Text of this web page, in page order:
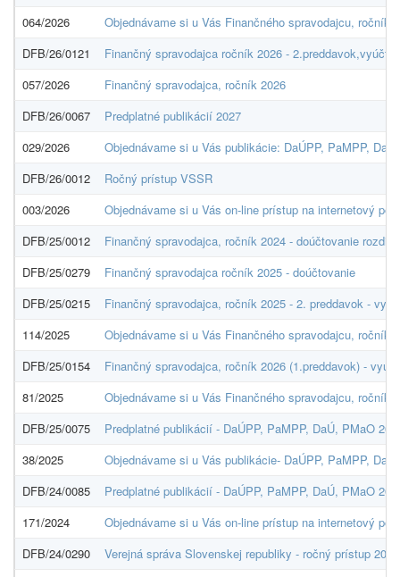
064/2026
Objednávame si u Vás Finančného spravodajcu, ročník
DFB/26/0121
Finančný spravodajca ročník 2026 -
057/2026
Finančný spravodajca, ročník 2026
DFB/26/0067
Predplatné publikácií 2027
029/2026
Objednávame si u Vás publikácie: DaÚPP, PaMPP,
DFB/26/0012
Ročný prístup VSSR
003/2026
Objednávame si u Vás on-line prístup na internetový
DFB/25/0012
Finančný spravodajca, ročník 2024 - doúčtovanie
DFB/25/0279
Finančný spravodajca ročník 2025 - doúčtovanie
DFB/25/0215
Finančný spravodajca, ročník 2025 - 2. preddavok -
114/2025
Objednávame si u Vás Finančného spravodajcu, ročník
DFB/25/0154
Finančný spravodajca, ročník 2026 (1.preddavok) -
81/2025
Objednávame si u Vás Finančného spravodajcu, ročník
DFB/25/0075
Predplatné publikácií - DaÚPP, PaMPP, DaÚ, PMaO
38/2025
Objednávame si u Vás publikácie- DaÚPP, PaMPP,
DFB/24/0085
Predplatné publikácií - DaÚPP, PaMPP, DaÚ, PMaO
171/2024
Objednávame si u Vás on-line prístup na internetový
DFB/24/0290
Verejná správa Slovenskej republiky - ročný prístup